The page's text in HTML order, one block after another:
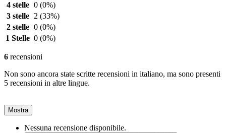
4 stelle 0 (0%)
3 stelle
2 (33%)
2 stelle 0 (0%)
1 Stelle 0 (0%)
6 recensioni
Non sono ancora state scritte recensioni in italiano, ma sono presenti
5 recensioni in altre lingue.
Mostra
Nessuna recensione disponibile.